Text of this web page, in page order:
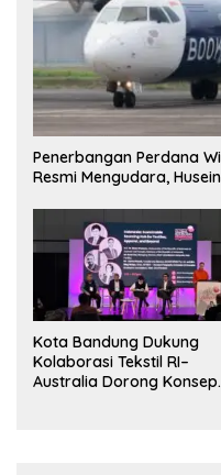
Penerbangan Perdana
Resmi Mengudara,
Kota Bandung Dukung
Kolaborasi Tekstil RI–
Australia Dorong Konsep